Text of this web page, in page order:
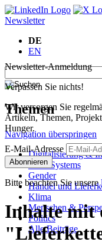
Newsletter
DE
EN
Themen
Navigation überspringen
Digitalisierung &
Food Systems
Gender
Handel und
Klima
Menschen &
Politics
Alle Beiträge
Newsletter-Anmeldung
Verpassen Sie nichts!
Wir versorgen Sie
Artikeln, Themen,
Hunger.
E-Mail-Adresse
Abonnieren
Bitte beachten Sie unsere
Inhalte mit